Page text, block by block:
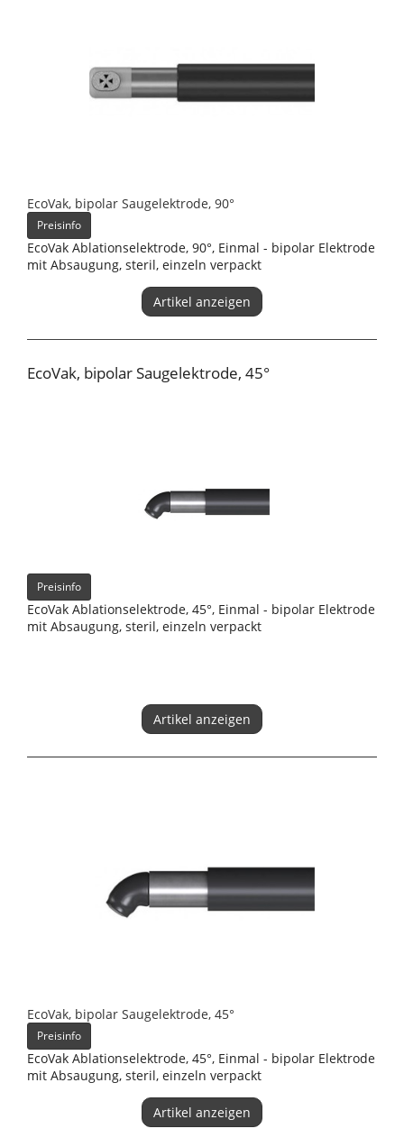
EcoVak, bipolar Saugelektrode, 90°
Preisinfo
EcoVak Ablationselektrode, 90°, Einmal - bipolar Elektrode
mit Absaugung, steril, einzeln verpackt
Artikel anzeigen
EcoVak, bipolar Saugelektrode, 45°
Preisinfo
EcoVak Ablationselektrode, 45°, Einmal - bipolar Elektrode
mit Absaugung, steril, einzeln verpackt
Artikel anzeigen
EcoVak, bipolar Saugelektrode, 45°
Preisinfo
EcoVak Ablationselektrode, 45°, Einmal - bipolar Elektrode
mit Absaugung, steril, einzeln verpackt
Artikel anzeigen